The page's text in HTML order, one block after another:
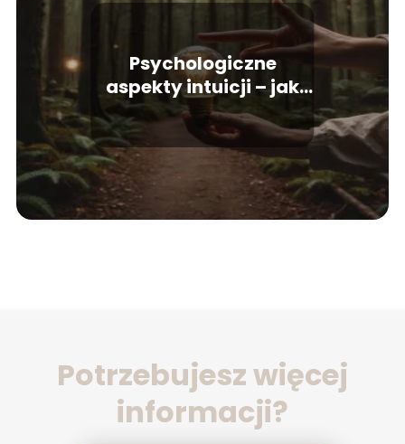
Psychologiczne
aspekty intuicji – jak
zaufać własnym
przeczuciom
Potrzebujesz więcej
informacji?